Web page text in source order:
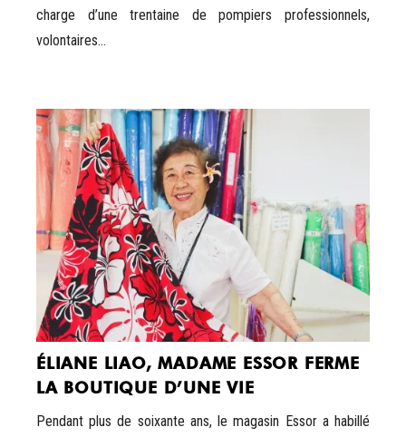
charge d’une trentaine de pompiers professionnels,
volontaires...
ÉLIANE LIAO, MADAME ESSOR FERME
LA BOUTIQUE D’UNE VIE
Pendant plus de soixante ans, le magasin Essor a habillé